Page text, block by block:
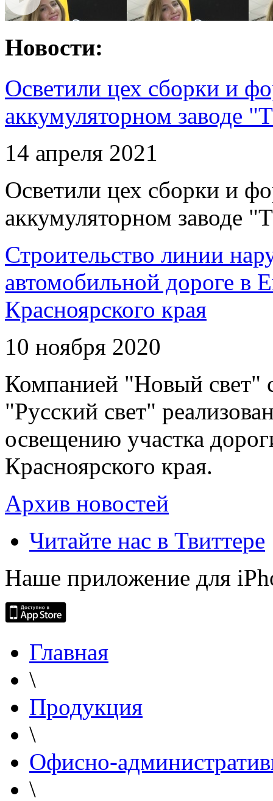
Новости:
Осветили цех сборки и
аккумуляторном заводе
14 апреля 2021
Осветили цех сборки и
аккумуляторном заводе
Строительство линии
автомобильной дороге в
Красноярского края
10 ноября 2020
Компанией "Новый свет"
"Русский свет"
освещению участка
Красноярского края.
Архив новостей
Читайте нас в Твиттере
Наше приложение для
Главная
\
Продукция
\
Офисно-
\